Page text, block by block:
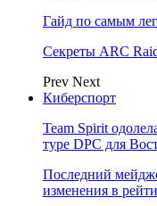
Гайд по самым
Секреты ARC
Prev Next
Киберспорт
Team Spirit
туре DPC для
Последний
изменения в